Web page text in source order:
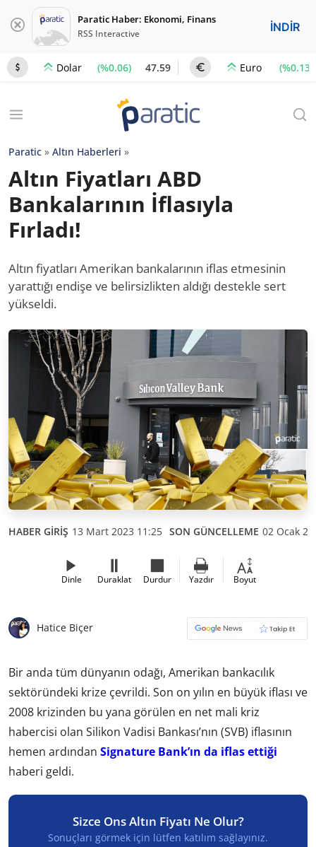
Paratic Haber: Ekonomi, Finans
RSS Interactive İNDİR
Dolar (%0.06) 47.59 Euro (%0.13)
Paratic » Altın Haberleri »
Altın Fiyatları ABD
Bankalarının İflasıyla
Fırladı!
Altın fiyatları Amerikan bankalarının iflas etmesinin
yarattığı endişe ve belirsizlikten aldığı destekle sert
yükseldi.
HABER GİRİŞ 13 Mart 2023 11:25 SON GÜNCELLEME 02 Ocak
Dinle Duraklat Durdur Yazdır Boyut
Hatice Biçer
Bir anda tüm dünyanın odağı, Amerikan bankacılık
sektöründeki krize çevrildi. Son on yılın en büyük iflası ve
2008 krizinden bu yana görülen en net mali kriz
habercisi olan Silikon Vadisi Bankası’nın (SVB) iflasının
hemen ardından Signature Bank’ın da iflas ettiği
haberi geldi.
Sizce Ons Altın Fiyatı Ne Olur?
Sonuçları görmek için lütfen katılım sağlayınız.